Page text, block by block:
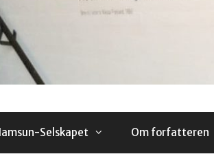
Selskapet Om forfatteren